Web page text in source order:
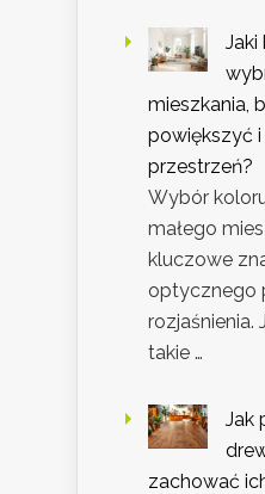
Jaki
mieszkania,
powiększyć i
przestrzeń?
Wybór
małego
kluczowe
optycznego
rozjaśnienia.
takie …
Jak
zachować